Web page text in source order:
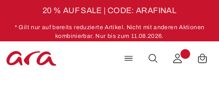
20 % AUF SALE | CODE: ARAFINAL
* Gilt nur auf bereits reduzierte Artikel. Nicht mit anderen Aktionen
kombinierbar. Nur bis zum 11.08.2026.